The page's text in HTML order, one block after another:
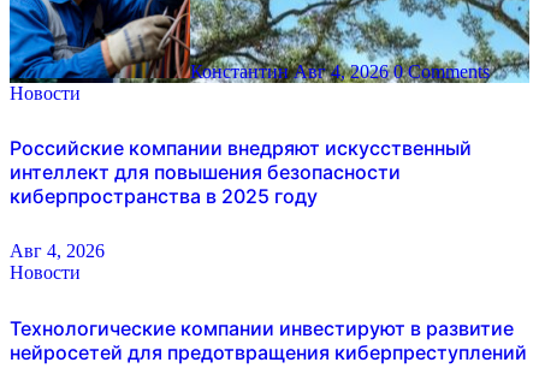
КонстантинАвг 4, 2026 0 Comments
Новости
Российские компании внедряют искусственный
интеллект для повышения безопасности
киберпространства в 2025 году
Авг 4, 2026
Новости
Технологические компании инвестируют в развитие
нейросетей для предотвращения киберпреступлений